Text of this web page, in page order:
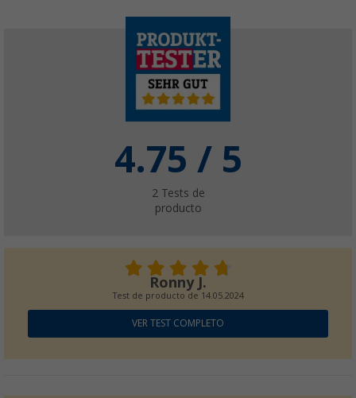
Soporte deslizante para nevera RMC40 y
4.75 / 5
2 Tests de
producto
Ronny J.
Test de producto de 14.05.2024
VER TEST COMPLETO